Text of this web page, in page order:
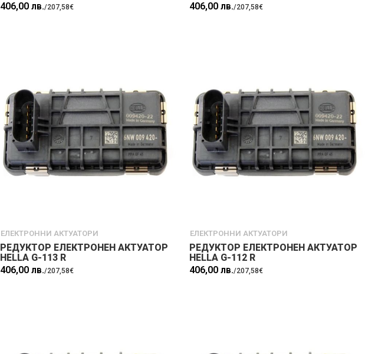
406,00 лв./207,58€
406,00 лв./207,58€
ЕЛЕКТРОННИ АКТУАТОРИ
РЕДУКТОР ЕЛЕКТРОНЕН АКТУАТОР
HELLA G-113 R
406,00 лв./207,58€
ЕЛЕКТРОННИ АКТУАТОРИ
РЕДУКТОР ЕЛЕКТРОНЕН АКТУАТОР
HELLA G-112 R
406,00 лв./207,58€